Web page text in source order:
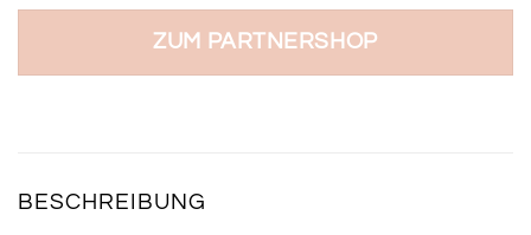
ZUM PARTNERSHOP
BESCHREIBUNG